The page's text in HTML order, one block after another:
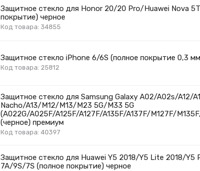
Защитное стекло для Honor 20/20 Pro/Huawei Nova
покрытие) черное
Код товара: 34855
Защитное стекло iPhone 6/6S (полное покрытие 0,3
Код товара: 25812
Защитное стекло для Samsung Galaxy A02/A02s/A12/
Nacho/A13/M12/M13/M23 5G/M33 5G
(A022G/A025F/A125F/A127F/A135F/A137F/M127F/
(черное) премиум
Код товара: 40397
Защитное стекло для Huawei Y5 2018/Y5 Lite 2018/Y5
7A/9S/7S (полное покрытие) черное